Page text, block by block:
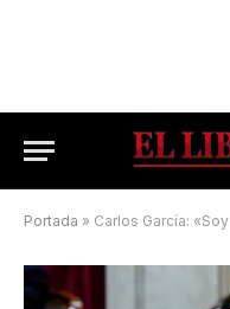
Portada » Carlos García: «Soy